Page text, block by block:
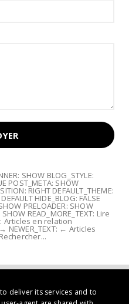
SHOW BLOG_STYLE:
POST_META: SHOW
RIGHT DEFAULT_THEME:
HIDE_BLOG: FALSE
PRELOADER: SHOW
READ_MORE_TEXT: Lire
Articles en relation
NEWER_TEXT: ← Articles
deliver its services and to